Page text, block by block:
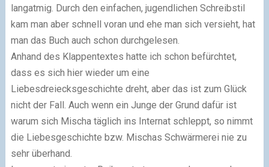
langatmig. Durch den einfachen, jugendlichen Schreibstil
kam man aber schnell voran und ehe man sich versieht, hat
man das Buch auch schon durchgelesen.
Anhand des Klappentextes hatte ich schon befürchtet,
dass es sich hier wieder um eine
Liebesdreiecksgeschichte dreht, aber das ist zum Glück
nicht der Fall. Auch wenn ein Junge der Grund dafür ist
warum sich Mischa täglich ins Internat schleppt, so nimmt
die Liebesgeschichte bzw. Mischas Schwärmerei nie zu
sehr überhand.